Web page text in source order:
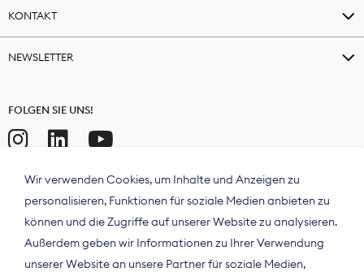
KONTAKT
NEWSLETTER
FOLGEN SIE UNS!
Wir verwenden Cookies, um Inhalte und Anzeigen zu
personalisieren, Funktionen für soziale Medien anbieten zu
können und die Zugriffe auf unserer Website zu analysieren.
Außerdem geben wir Informationen zu Ihrer Verwendung
unserer Website an unsere Partner für soziale Medien,